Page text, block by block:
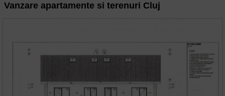
Vanzare apartamente si terenuri Cluj